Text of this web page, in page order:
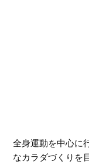
全身運動を中心に
なカラダづくりを